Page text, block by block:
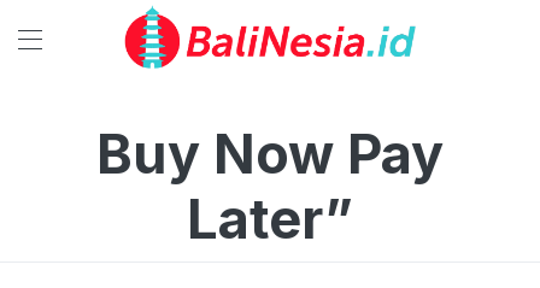
Buy Now Pay
Later”